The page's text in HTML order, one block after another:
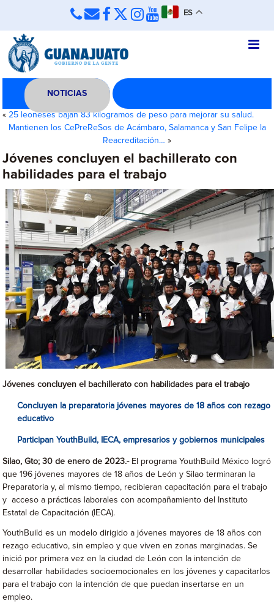
ES
NOTICIAS
«25 leoneses bajan 83 kilogramos de peso para mejorar su salud.
Mantienen los CePreReSos de Acámbaro, Salamanca y San Felipe la
Reacreditación… »
Jóvenes concluyen el bachillerato con
habilidades para el trabajo
Jóvenes concluyen el bachillerato con habilidades para el trabajo
Concluyen la preparatoria jóvenes mayores de 18 años con rezago
educativo
Participan YouthBuild, IECA, empresarios y gobiernos municipales
Silao, Gto; 30 de enero de 2023.- El programa YouthBuild México logró
que 196 jóvenes mayores de 18 años de León y Silao terminaran la
Preparatoria y, al mismo tiempo, recibieran capacitación para el trabajo
y acceso a prácticas laborales con acompañamiento del Instituto
Estatal de Capacitación (IECA).
YouthBuild es un modelo dirigido a jóvenes mayores de 18 años con
rezago educativo, sin empleo y que viven en zonas marginadas. Se
inició por primera vez en la ciudad de León con la intención de
desarrollar habilidades socioemocionales en los jóvenes y capacitarlos
para el trabajo con la intención de que puedan insertarse en un
empleo.